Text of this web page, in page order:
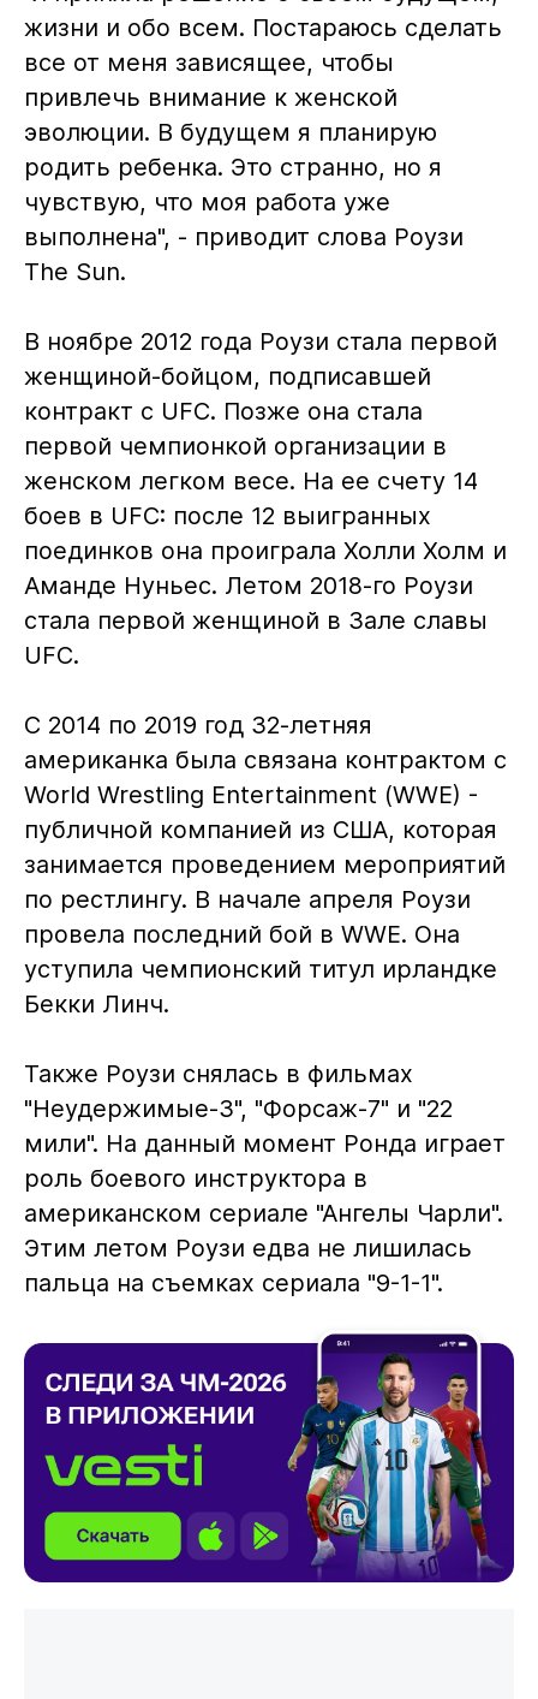
жизни и обо всем. Постараюсь сделать
все от меня зависящее, чтобы
привлечь внимание к женской
эволюции. В будущем я планирую
родить ребенка. Это странно, но я
чувствую, что моя работа уже
выполнена", - приводит слова Роузи
The Sun.
В ноябре 2012 года Роузи стала первой
женщиной-бойцом, подписавшей
контракт с UFC. Позже она стала
первой чемпионкой организации в
женском легком весе. На ее счету 14
боев в UFC: после 12 выигранных
поединков она проиграла Холли Холм и
Аманде Нуньес. Летом 2018-го Роузи
стала первой женщиной в Зале славы
UFC.
С 2014 по 2019 год 32-летняя
американка была связана контрактом с
World Wrestling Entertainment (WWE) -
публичной компанией из США, которая
занимается проведением мероприятий
по рестлингу. В начале апреля Роузи
провела последний бой в WWE. Она
уступила чемпионский титул ирландке
Бекки Линч.
Также Роузи снялась в фильмах
"Неудержимые-3", "Форсаж-7" и "22
мили". На данный момент Ронда играет
роль боевого инструктора в
американском сериале "Ангелы Чарли".
Этим летом Роузи едва не лишилась
пальца на съемках сериала "9-1-1".